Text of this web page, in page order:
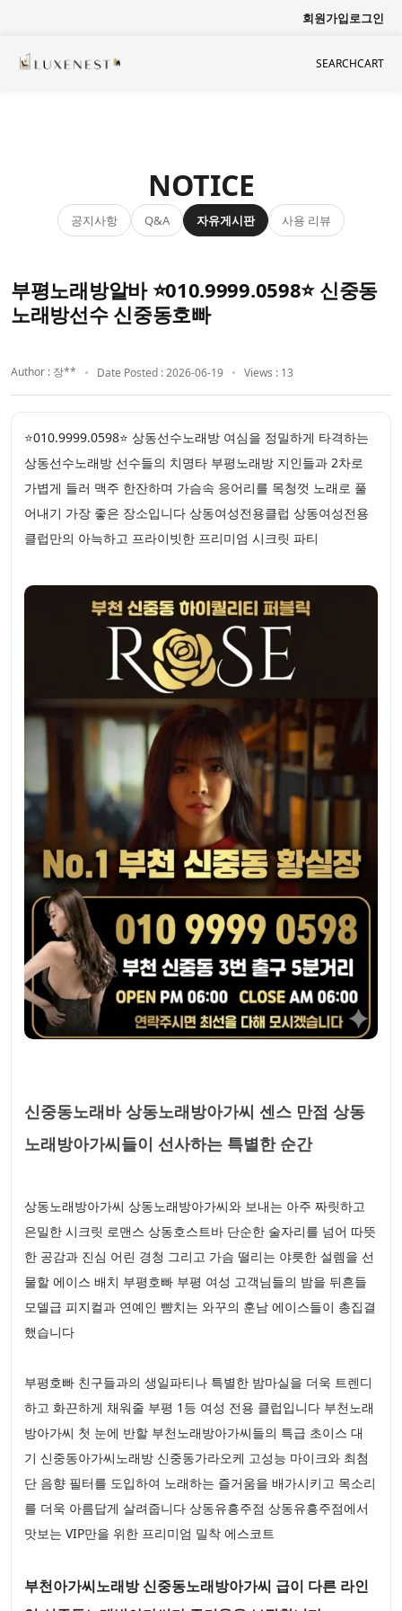
회원가입로그인
SEARCHCART
NOTICE
공지사항 Q&A 자유게시판 사용 리뷰
부평노래방알바 ⭐010.9999.0598⭐ 신중동
노래방선수 신중동호빠
Author : 장** Date Posted : 2026-06-19 Views : 13
⭐010.9999.0598⭐ 상동선수노래방 여심을 정밀하게 타격하는
상동선수노래방 선수들의 치명타 부평노래방 지인들과 2차로
가볍게 들러 맥주 한잔하며 가슴속 응어리를 목청껏 노래로 풀
어내기 가장 좋은 장소입니다 상동여성전용클럽 상동여성전용
클럽만의 아늑하고 프라이빗한 프리미엄 시크릿 파티
신중동노래바 상동노래방아가씨 센스 만점 상동
노래방아가씨들이 선사하는 특별한 순간
상동노래방아가씨 상동노래방아가씨와 보내는 아주 짜릿하고
은밀한 시크릿 로맨스 상동호스트바 단순한 술자리를 넘어 따뜻
한 공감과 진심 어린 경청 그리고 가슴 떨리는 야릇한 설렘을 선
물할 에이스 배치 부평호빠 부평 여성 고객님들의 밤을 뒤흔들
모델급 피지컬과 연예인 뺨치는 와꾸의 훈남 에이스들이 총집결
했습니다
부평호빠 친구들과의 생일파티나 특별한 밤마실을 더욱 트렌디
하고 화끈하게 채워줄 부평 1등 여성 전용 클럽입니다 부천노래
방아가씨 첫 눈에 반할 부천노래방아가씨들의 특급 초이스 대
기 신중동아가씨노래방 신중동가라오케 고성능 마이크와 최첨
단 음향 필터를 도입하여 노래하는 즐거움을 배가시키고 목소리
를 더욱 아름답게 살려줍니다 상동유흥주점 상동유흥주점에서
맛보는 VIP만을 위한 프리미엄 밀착 에스코트
부천아가씨노래방 신중동노래방아가씨 급이 다른 라인